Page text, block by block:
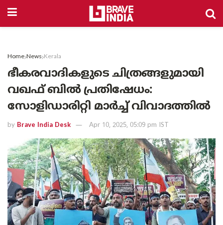
Home News Kerala
ഭീകരവാദികളുടെ ചിത്രങ്ങളുമായി
വഖഫ് ബിൽ പ്രതിഷേധം:
സോളിഡാരിറ്റി മാർച്ച് വിവാദത്തിൽ
by Brave India Desk Apr 10, 2025, 05:09 pm IST